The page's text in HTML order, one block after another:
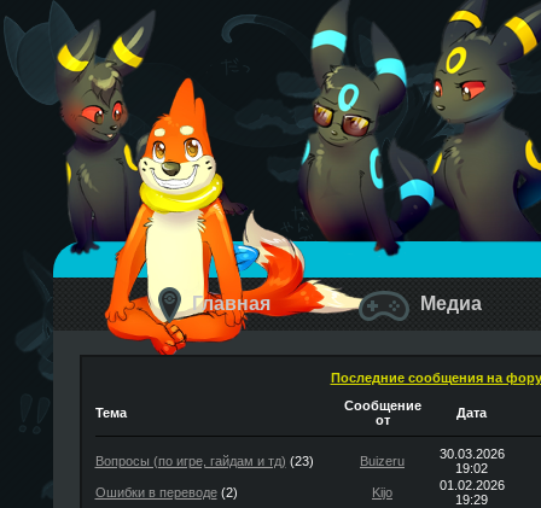
Главная Медиа
Последние сообщения на
Тема
Сообщение
от
Дата
Вопросы (по игре, гайдам и тд) (23) Buizeru
30.03.2026
19:02
Ошибки в переводе(2) Kijo
01.02.2026
19:29